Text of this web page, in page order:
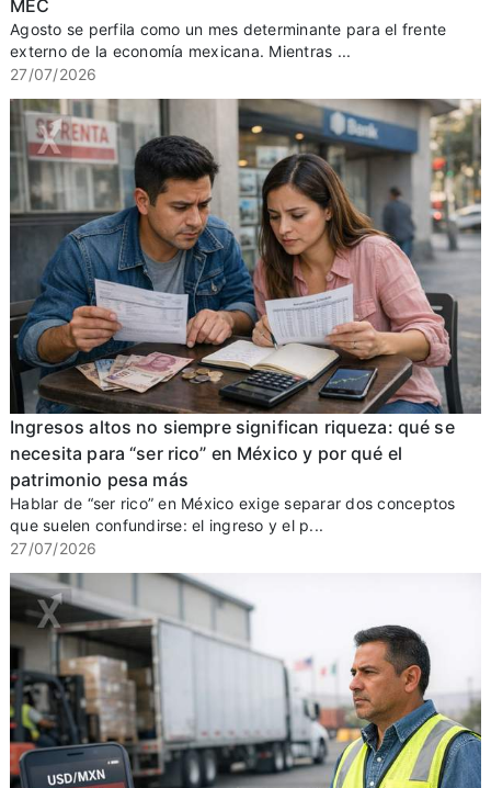
MEC
Agosto se perfila como un mes determinante para el frente
externo de la economía mexicana. Mientras ...
27/07/2026
Ingresos altos no siempre significan riqueza: qué se
necesita para “ser rico” en México y por qué el
patrimonio pesa más
Hablar de “ser rico” en México exige separar dos conceptos
que suelen confundirse: el ingreso y el p...
27/07/2026